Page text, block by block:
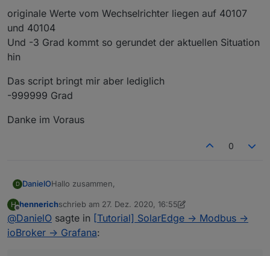
originale Werte vom Wechselrichter liegen auf 40107
und 40104
Und -3 Grad kommt so gerundet der aktuellen Situation
hin
Das script bringt mir aber lediglich
-999999 Grad
Danke im Voraus
0
D DanielOHallo zusammen,
seit 2 Wochen beschäftige ich mich nun auch mit
diesem Thema. Hab zwar alles so gemacht wie oben
geschildert und die Variablen mit meiner Situation
H
Offline
hennerichschrieb am 27. Dez. 2020, 16:55
zuletzt editiert von hennerich
@DanielO sagte in [Tutorial] SolarEdge -> Modbus ->
ioBroker -> Grafana: